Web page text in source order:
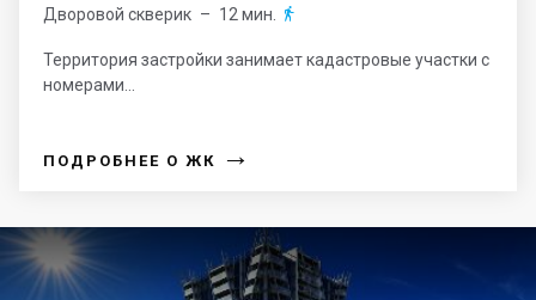
Дворовой скверик – 12 мин. 
Территория застройки занимает кадастровые участки с
номерами...
ПОДРОБНЕЕ О ЖК →